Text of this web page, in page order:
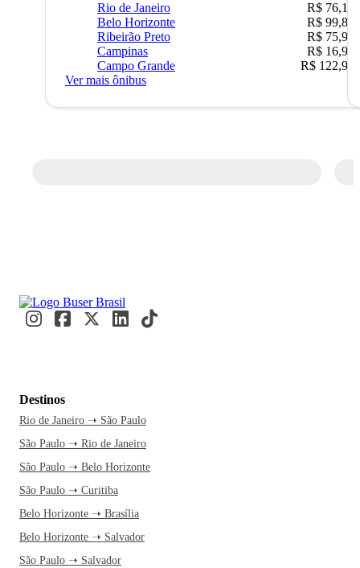
Rio de Janeiro
R$ 76,10
Belo Horizonte
R$ 99,89
Ribeirão Preto
R$ 75,90
Campinas
R$ 16,90
Campo Grande
R$ 122,90
Ver mais ônibus
Destinos
Rio de Janeiro ➝ São Paulo
São Paulo ➝ Rio de Janeiro
São Paulo ➝ Belo Horizonte
São Paulo ➝ Curitiba
Belo Horizonte ➝ Brasília
Belo Horizonte ➝ Salvador
São Paulo ➝ Salvador